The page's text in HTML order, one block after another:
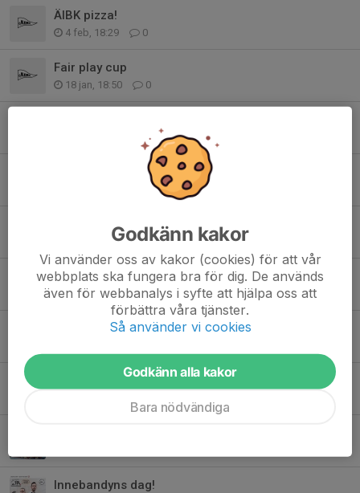
ÄIBK pizza!
4 feb, 18:29 0
Fair play cup
18 jan, 18:50 0
Schema matchvärdar
Cup i Ljungby
4 okt 2025 1
Viktig info - faktura
1 okt 2025 0
Fadderverksamhet och tränare 25/26
Serie och info 25/26 säsongen
Innebandyns dag!
Godkänn kakor
Vi använder oss av kakor (cookies) för att vår
webbplats ska fungera bra för dig. De används
även för webbanalys i syfte att hjälpa oss att
förbättra våra tjänster.
Så använder vi cookies
Godkänn alla kakor
Bara nödvändiga